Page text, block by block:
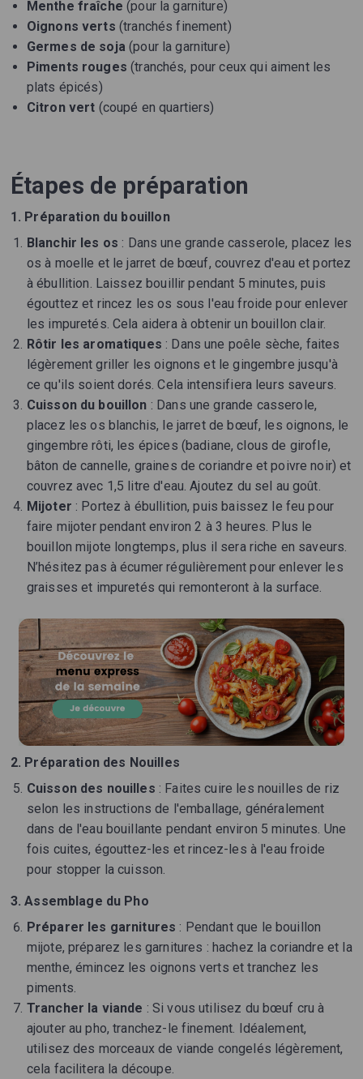
Menthe fraîche (pour la garniture)
Oignons verts (tranchés finement)
Germes de soja (pour la garniture)
Piments rouges (tranchés, pour ceux qui aiment les
plats épicés)
Citron vert (coupé en quartiers)
Étapes de préparation
1. Préparation du bouillon
Blanchir les os : Dans une grande casserole, placez les
os à moelle et le jarret de bœuf, couvrez d'eau et portez
à ébullition. Laissez bouillir pendant 5 minutes, puis
égouttez et rincez les os sous l'eau froide pour enlever
les impuretés. Cela aidera à obtenir un bouillon clair.
Rôtir les aromatiques : Dans une poêle sèche, faites
légèrement griller les oignons et le gingembre jusqu'à
ce qu'ils soient dorés. Cela intensifiera leurs saveurs.
Cuisson du bouillon : Dans une grande casserole,
placez les os blanchis, le jarret de bœuf, les oignons, le
gingembre rôti, les épices (badiane, clous de girofle,
bâton de cannelle, graines de coriandre et poivre noir) et
couvrez avec 1,5 litre d'eau. Ajoutez du sel au goût.
Mijoter : Portez à ébullition, puis baissez le feu pour
faire mijoter pendant environ 2 à 3 heures. Plus le
bouillon mijote longtemps, plus il sera riche en saveurs.
N’hésitez pas à écumer régulièrement pour enlever les
graisses et impuretés qui remonteront à la surface.
2. Préparation des Nouilles
Cuisson des nouilles : Faites cuire les nouilles de riz
selon les instructions de l'emballage, généralement
dans de l'eau bouillante pendant environ 5 minutes. Une
fois cuites, égouttez-les et rincez-les à l'eau froide
pour stopper la cuisson.
3. Assemblage du Pho
Préparer les garnitures : Pendant que le bouillon
mijote, préparez les garnitures : hachez la coriandre et la
menthe, émincez les oignons verts et tranchez les
piments.
Trancher la viande : Si vous utilisez du bœuf cru à
ajouter au pho, tranchez-le finement. Idéalement,
utilisez des morceaux de viande congelés légèrement,
cela facilitera la découpe.